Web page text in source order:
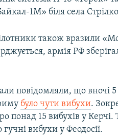
1М» біля села
також вразили
армія РФ
повідомляли, що вночі 5
було чути вибухи.
понад 15 вибухів у
вибухи у Феодосії.